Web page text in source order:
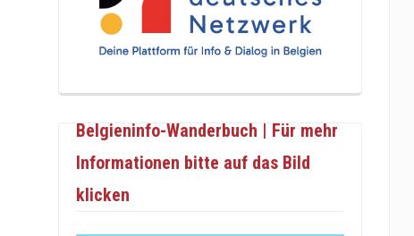
Belgieninfo-Wanderbuch | Für mehr
Informationen bitte auf das Bild
klicken